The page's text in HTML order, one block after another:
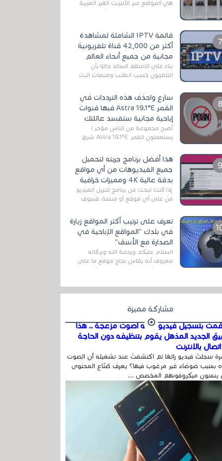
هي المواقع عبر الأنترنت الغير العربية
التي تقدم خدمة تحميل الأفلام على
قائمة IPTV الشاملة لمشاهدة
أكثر من 42,000 قناة تلفزيونية
مجانية من جميع أنحاء العالم
بناءً على الاعتقاد السائد حاليًا بأن
التلفزيون حسب الطلب ومنصات البث
سارع واحذف هذه الترددات في
القمر Astra 19.1°E فبها قنوات
إباحية مجانية ستفسد عائلتك
أصبح مجموعة من الناس مؤخر ا
يستعملون القمر Astra 19.1°E شرق
وذلك بسبب أن هذا الأخير يتوفرعلى
قنوات مميزة جدا تنقل العديد من البرامج
اله...
هذا أفضل برنامج جربته لتحميل
جميع الفيديوهات من أي مواقع
بدقة عالية 4K ومميزات خرافية
إذا كنت تبحث عن برنامج لتنزيل الفيديو
من على أي موقع أو منصة، فسوف
الخاصة بالبرامج والتطبيقات في هذا
المج...
تعرف على ترتيب أكثر المواقع زيارة
في بلدك "المواقع الإباحية في
الصدارة مع الأسف"
السلام عليكم ورحمة الله وبركاته
معروف أنه يقاس نجاح موقع ما على
في...
مشاركة مميزة
بتسجيل فيديو وفيه أصوت مزعجة .. هذا
الجديد المذهل يقوم بتنظيفه دون الحاجة
بالإنترنت
سجلتَ فيديو رائعًا ثم اكتشفتَ عند تشغيله أن الصوت
بسبب ضوضاء غير مرغوب فيها؟ يعرف صُنّاع المحتوى
ينسون ميكروفونهم المخصص ...